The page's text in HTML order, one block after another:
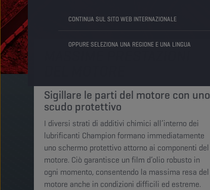
CONTINUA SUL SITO WEB INTERNAZIONALE
OPPURE SELEZIONA UNA REGIONE E UNA LINGUA
Sigillare le parti del motore con uno
scudo protettivo
I diversi strati di additivi chimici all’interno dei
lubrificanti Champion formano immediatamente
uno schermo protettivo attorno ai componenti del
motore. Ciò garantisce un film d’olio robusto in
ogni momento, consentendo la massima resa del
motore anche in condizioni difficili ed estreme. ​​